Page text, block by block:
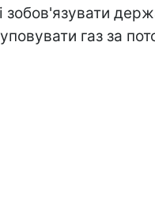
зобов'язувати
газ за